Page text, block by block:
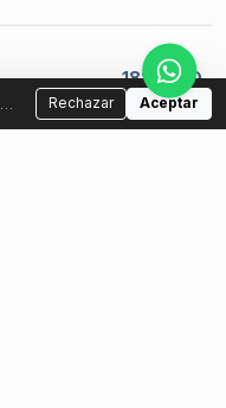
1888 USD
Rechazar Aceptar